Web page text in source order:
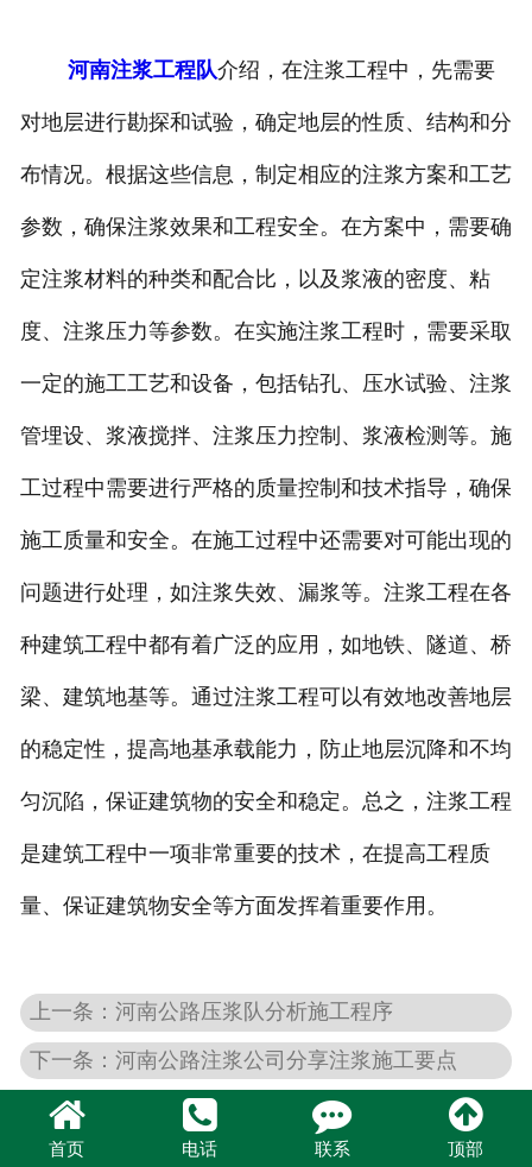
河南注浆工程队介绍，在注浆工程中，先需要
对地层进行勘探和试验，确定地层的性质、结构和分
布情况。根据这些信息，制定相应的注浆方案和工艺
参数，确保注浆效果和工程安全。在方案中，需要确
定注浆材料的种类和配合比，以及浆液的密度、粘
度、注浆压力等参数。在实施注浆工程时，需要采取
一定的施工工艺和设备，包括钻孔、压水试验、注浆
管埋设、浆液搅拌、注浆压力控制、浆液检测等。施
工过程中需要进行严格的质量控制和技术指导，确保
施工质量和安全。在施工过程中还需要对可能出现的
问题进行处理，如注浆失效、漏浆等。注浆工程在各
种建筑工程中都有着广泛的应用，如地铁、隧道、桥
梁、建筑地基等。通过注浆工程可以有效地改善地层
的稳定性，提高地基承载能力，防止地层沉降和不均
匀沉陷，保证建筑物的安全和稳定。总之，注浆工程
是建筑工程中一项非常重要的技术，在提高工程质
量、保证建筑物安全等方面发挥着重要作用。
上一条：河南公路压浆队分析施工程序
下一条：河南公路注浆公司分享注浆施工要点
首页 电话 联系 顶部